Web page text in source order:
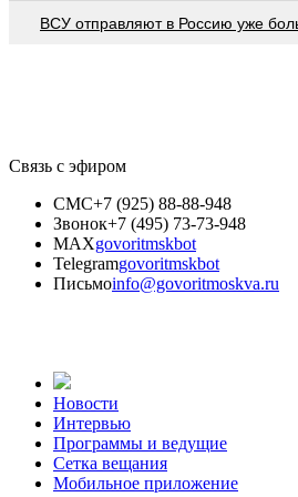
ВСУ отправляют в Россию уже
Связь с эфиром
СМС+7 (925) 88-88-948
Звонок+7 (495) 73-73-948
MAXgovoritmskbot
Telegramgovoritmskbot
Письмоinfo@govoritmoskva.ru
Новости
Интервью
Программы и ведущие
Сетка вещания
Мобильное приложение